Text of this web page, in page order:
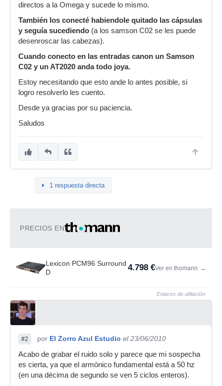
directos a la Omega y sucede lo mismo.
También los conecté habiendole quitado las cápsulas
y seguía sucediendo (a los samson C02 se les puede
desenroscar las cabezas).
Cuando conecto en las entradas canon un Samson
C02 y un AT2020 anda todo joya.
Estoy necesitando que esto ande lo antes posible, si
logro resolverlo les cuento.
Desde ya gracias por su paciencia.
Saludos
1 respuesta directa
PRECIOS EN
Lexicon PCM96 Surround
D
4.798 €Ver en thomann →
Enlaces de afiliación
#2 por El Zorro Azul Estudio el 23/06/2010
Acabo de grabar el ruido solo y parece que mi sospecha
es cierta, ya que el armónico fundamental está a 50 hz
(en una décima de segundo se ven 5 ciclos enteros).